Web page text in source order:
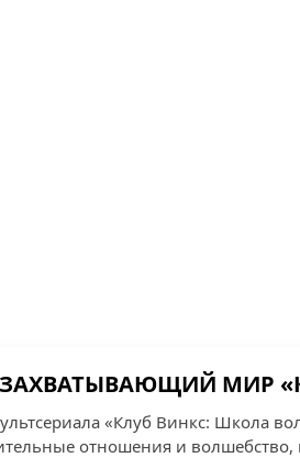
ЗАХВАТЫВАЮЩИЙ МИР
«Клуб Винкс: Школа
отношения и волшебство,